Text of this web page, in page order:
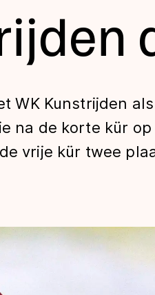
Spelen
WK Kunstrijden
na de korte kür
vrije kür twee